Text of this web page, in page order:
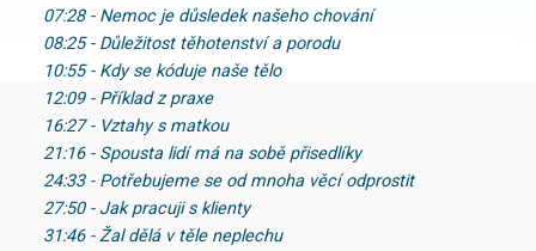
07:28 - Nemoc je důsledek našeho chování
08:25 - Důležitost těhotenství a porodu
10:55 - Kdy se kóduje naše tělo
12:09 - Příklad z praxe
16:27 - Vztahy s matkou
21:16 - Spousta lidí má na sobě přisedlíky
24:33 - Potřebujeme se od mnoha věcí odprostit
27:50 - Jak pracuji s klienty
31:46 - Žal dělá v těle neplechu